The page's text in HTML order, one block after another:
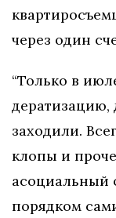
через один
“Только в
заходили.
клопы и
асоциальный
порядком